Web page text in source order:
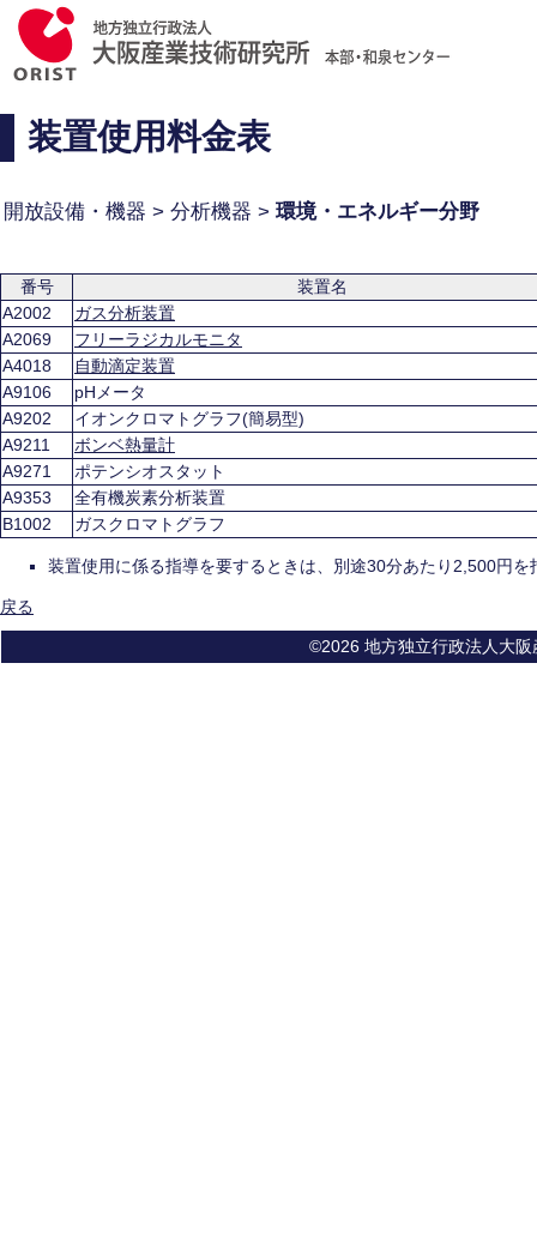
装置使用料金表
開放設備・機器 > 分析機器 >環境・エネルギー分野
番号
装置名
A2002
ガス分析装置
A2069
フリーラジカルモニタ
A4018
自動滴定装置
A9106
pHメータ
A9202
イオンクロマトグラフ(簡易型)
A9211
ボンベ熱量計
A9271
ポテンシオスタット
A9353
全有機炭素分析装置
B1002
ガスクロマトグラフ
装置使用に係る指導を要するときは、別途30分あたり2,500円
戻る
©2026 地方独立行政法人大阪